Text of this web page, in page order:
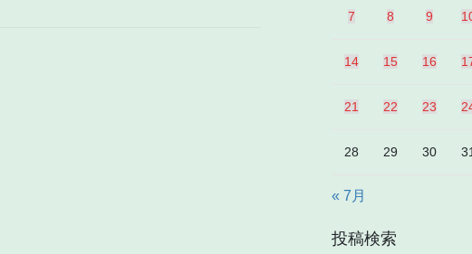
7 8 9
14 15 16
21 22 23
28 29 30 31
« 7月
投稿検索